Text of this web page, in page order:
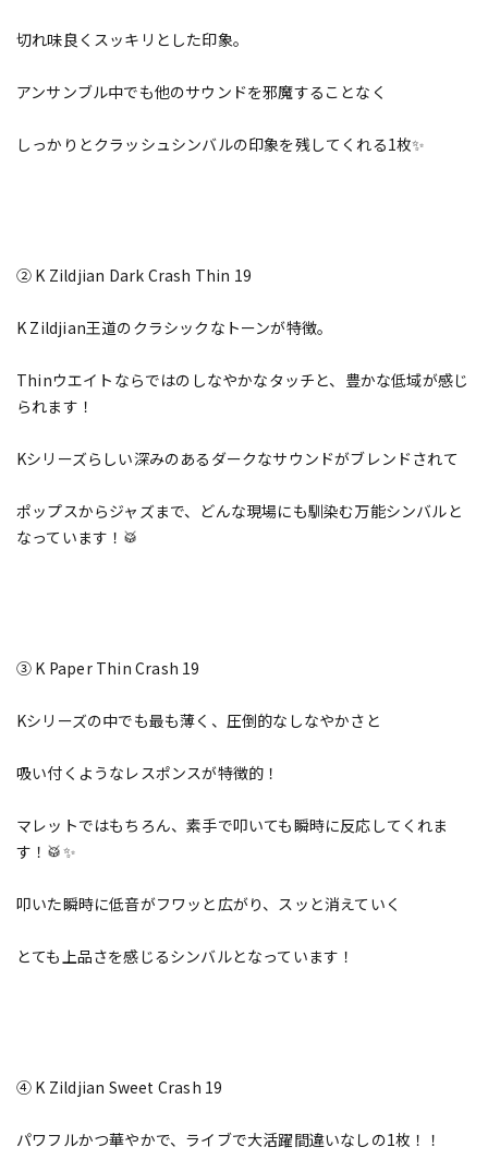
切れ味良くスッキリとした印象。
アンサンブル中でも他のサウンドを邪魔することなく
しっかりとクラッシュシンバルの印象を残してくれる1枚✨
② K Zildjian Dark Crash Thin 19
K Zildjian王道のクラシックなトーンが特徴。
Thinウエイトならではのしなやかなタッチと、豊かな低域が感じ
られます！
Kシリーズらしい深みのあるダークなサウンドがブレンドされて
ポップスからジャズまで、どんな現場にも馴染む万能シンバルと
なっています！🥁
③ K Paper Thin Crash 19
Kシリーズの中でも最も薄く、圧倒的なしなやかさと
吸い付くようなレスポンスが特徴的！
マレットではもちろん、素手で叩いても瞬時に反応してくれま
す！🥁✨
叩いた瞬時に低音がフワッと広がり、スッと消えていく
とても上品さを感じるシンバルとなっています！
④ K Zildjian Sweet Crash 19
パワフルかつ華やかで、ライブで大活躍間違いなしの1枚！！